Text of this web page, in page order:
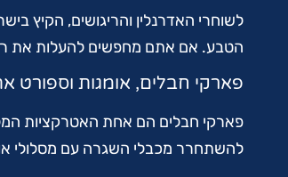
לשוחרי האדרנלין והריגושים, הקיץ
הטבע. אם אתם מחפשים להעלות את
פארקי חבלים, אומגות וספורט
פארקי חבלים הם אחת האטרקציות
להשתחרר מכבלי השגרה עם מסלולי